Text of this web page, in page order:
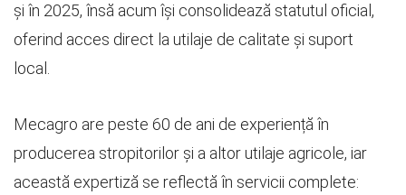
și în 2025, însă acum își consolidează statutul oficial,
oferind acces direct la utilaje de calitate și suport
local.
Mecagro are peste 60 de ani de experiență în
producerea stropitorilor și a altor utilaje agricole, iar
această expertiză se reflectă în servicii complete: